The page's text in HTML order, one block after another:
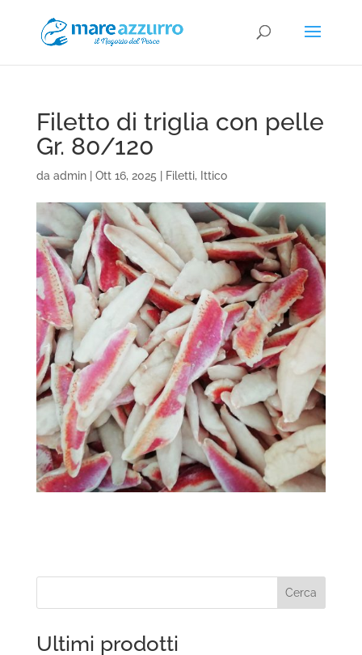
Filetto di triglia con pelle
Gr. 80/120
da admin| Ott 16, 2025 Filetti, Ittico
Cerca
Ultimi prodotti